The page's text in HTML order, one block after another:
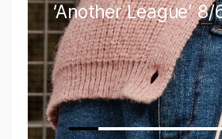
‘Another League’ 8/